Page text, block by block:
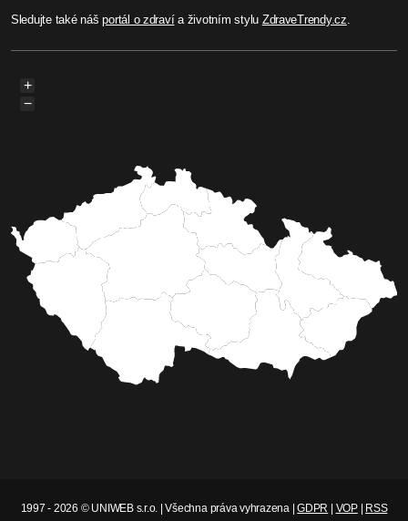
Sledujte také nášportál o zdravía životním stylu ZdraveTrendy.cz.
+
−
1997 - 2026 © UNIWEB s.r.o. | Všechna práva vyhrazena |GDPR VOP| RSS